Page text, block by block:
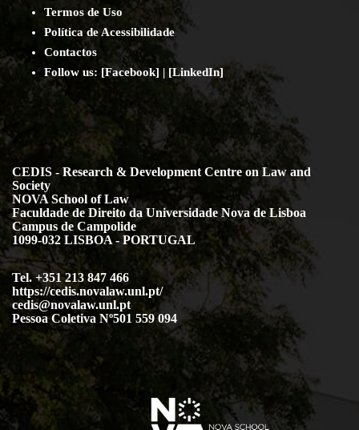
Termos de Uso
Política de Acessibilidade
Contactos
Follow us: [Facebook] | [LinkedIn]
CEDIS - Research & Development Centre on Law and
Society
NOVA School of Law
Faculdade de Direito da Universidade Nova de Lisboa
Campus de Campolide
1099-032 LISBOA - PORTUGAL
Tel. +351 213 847 466
https://cedis.novalaw.unl.pt/
cedis@novalaw.unl.pt
Pessoa Coletiva Nº501 559 094